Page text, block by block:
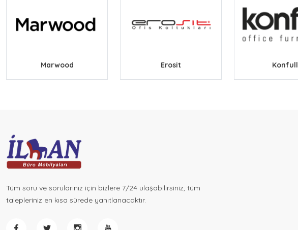
Konferans ve Eğitim Grubu
Bekleme Koltukları
Çalışma Koltukları
Marwood Erosit Konfull
Tüm soru ve sorularınız için bizlere 7/24 ulaşabilirsiniz, tüm
talepleriniz en kısa sürede yanıtlanacaktır.